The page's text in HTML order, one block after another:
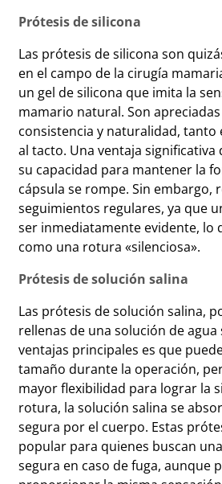
Prótesis de silicona
Las prótesis de silicona son
en el campo de la cirugía
un gel de silicona que imita la
mamario natural. Son
consistencia y naturalidad, tanto
al tacto. Una ventaja significativa
su capacidad para mantener la
cápsula se rompe. Sin embargo,
seguimientos regulares, ya que
ser inmediatamente evidente, lo
como una rotura «silenciosa».
Prótesis de solución salina
Las prótesis de solución salina,
rellenas de una solución de agua
ventajas principales es que
tamaño durante la operación,
mayor flexibilidad para lograr la
rotura, la solución salina se
segura por el cuerpo. Estas
popular para quienes buscan
segura en caso de fuga, aunque